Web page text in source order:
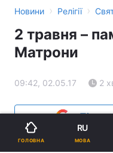
Новини › Релігії ›
2 травня –
Матрони
09:42, 02.05.17 2
ГОЛОВНА
RU
МОВА